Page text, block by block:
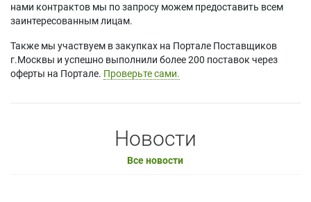
нами контрактов мы по запросу можем предоставить всем
заинтересованным лицам.
Также мы участвуем в закупках на Портале Поставщиков
г.Москвы и успешно выполнили более 200 поставок через
оферты на Портале. Проверьте сами.
Новости
Все новости